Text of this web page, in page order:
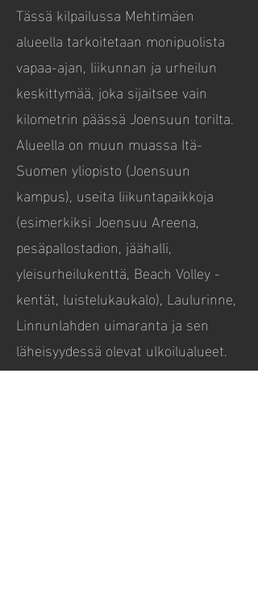
Tässä kilpailussa Mehtimäen
alueella tarkoitetaan monipuolista
vapaa-ajan, liikunnan ja urheilun
keskittymää, joka sijaitsee vain
kilometrin päässä Joensuun torilta.
Alueella on muun muassa Itä-
Suomen yliopisto (Joensuun
kampus), useita liikuntapaikkoja
(esimerkiksi Joensuu Areena,
pesäpallostadion, jäähalli,
yleisurheilukenttä, Beach Volley -
kentät, luistelukaukalo), Laulurinne,
Linnunlahden uimaranta ja sen
läheisyydessä olevat ulkoilualueet.
Lisäksi Mehtimäellä on Tiedepuisto,